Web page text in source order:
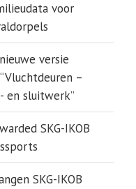
voor
versie
–
en sluitwerk”
SKG-IKOB
SKG-IKOB